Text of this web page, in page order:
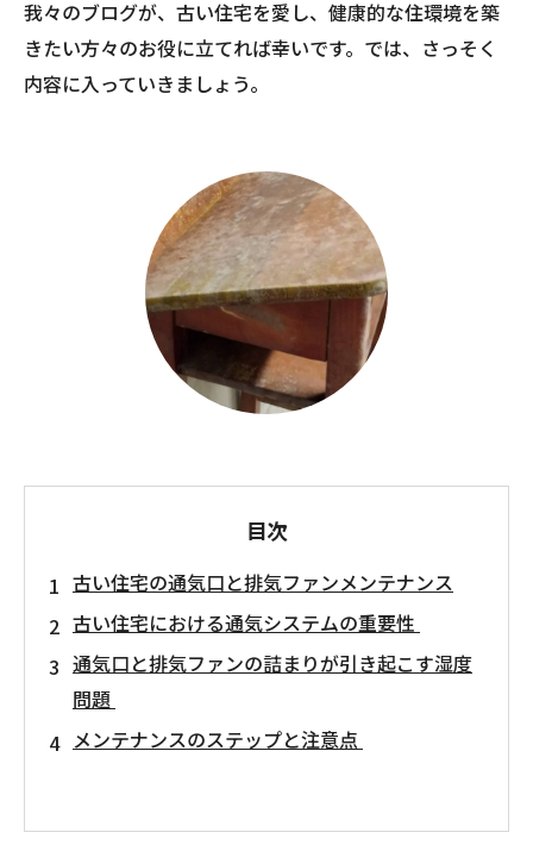
我々のブログが、古い住宅を愛し、健康的な住環境を築
きたい方々のお役に立てれば幸いです。では、さっそく
内容に入っていきましょう。
目次
古い住宅の通気口と排気ファンメンテナンス
古い住宅における通気システムの重要性
通気口と排気ファンの詰まりが引き起こす湿度
問題
メンテナンスのステップと注意点